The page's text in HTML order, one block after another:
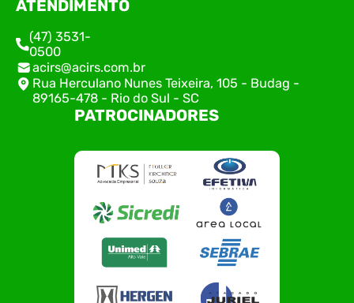
ATENDIMENTO
(47) 3531-
0500
acirs@acirs.com.br
Rua Herculano Nunes Teixeira, 105 - Budag -
89165-478 - Rio do Sul - SC
PATROCINADORES